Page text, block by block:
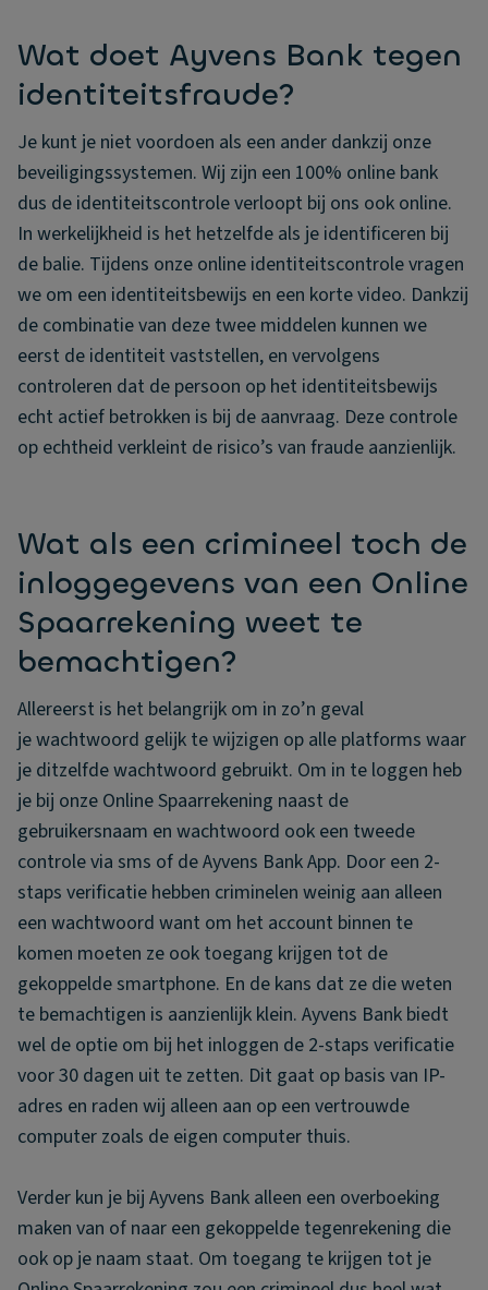
Wat doet Ayvens Bank tegen
identiteitsfraude?
Je kunt je niet voordoen als een ander dankzij onze
beveiligingssystemen. Wij zijn een 100% online bank
dus de identiteitscontrole verloopt bij ons ook online.
In werkelijkheid is het hetzelfde als je identificeren bij
de balie. Tijdens onze online identiteitscontrole vragen
we om een identiteitsbewijs en een korte video. Dankzij
de combinatie van deze twee middelen kunnen we
eerst de identiteit vaststellen, en vervolgens
controleren dat de persoon op het identiteitsbewijs
echt actief betrokken is bij de aanvraag. Deze controle
op echtheid verkleint de risico’s van fraude aanzienlijk.
Wat als een crimineel toch de
inloggegevens van een Online
Spaarrekening weet te
bemachtigen?
Allereerst is het belangrijk om in zo’n geval
je wachtwoord gelijk te wijzigen op alle platforms waar
je ditzelfde wachtwoord gebruikt. Om in te loggen heb
je bij onze Online Spaarrekening naast de
gebruikersnaam en wachtwoord ook een tweede
controle via sms of de Ayvens Bank App. Door een 2-
staps verificatie hebben criminelen weinig aan alleen
een wachtwoord want om het account binnen te
komen moeten ze ook toegang krijgen tot de
gekoppelde smartphone. En de kans dat ze die weten
te bemachtigen is aanzienlijk klein. Ayvens Bank biedt
wel de optie om bij het inloggen de 2-staps verificatie
voor 30 dagen uit te zetten. Dit gaat op basis van IP-
adres en raden wij alleen aan op een vertrouwde
computer zoals de eigen computer thuis.
Verder kun je bij Ayvens Bank alleen een overboeking
maken van of naar een gekoppelde tegenrekening die
ook op je naam staat. Om toegang te krijgen tot je